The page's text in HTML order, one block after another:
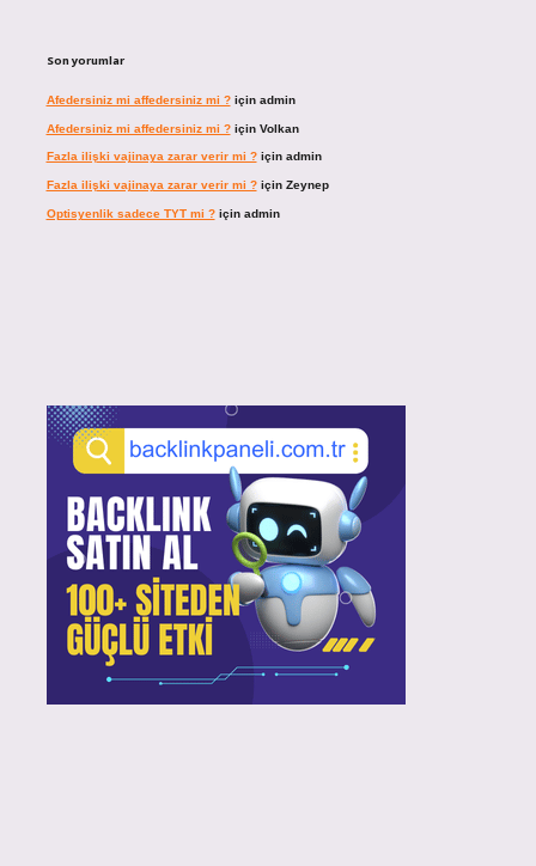
Son yorumlar
Afedersiniz mi affedersiniz mi ?için admin
Afedersiniz mi affedersiniz mi ?için Volkan
Fazla ilişki vajinaya zarar verir mi ?için admin
Fazla ilişki vajinaya zarar verir mi ?için Zeynep
Optisyenlik sadece TYT mi ?için admin